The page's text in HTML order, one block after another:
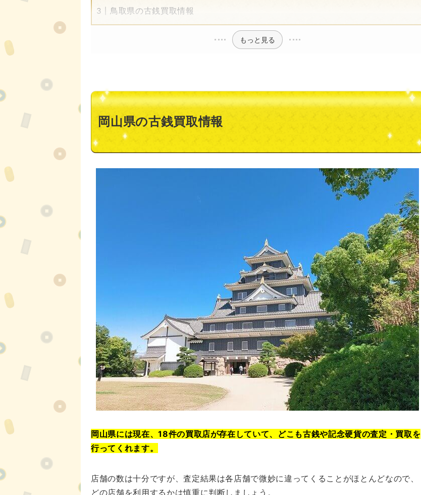
鳥取県の古銭買取情報
もっと見る
岡山県の古銭買取情報
岡山県には現在、18件の買取店が存在していて、どこも古銭や記念硬貨の査定・買取を
行ってくれます。
店舗の数は十分ですが、査定結果は各店舗で微妙に違ってくることがほとんどなので、
どの店舗を利用するかは慎重に判断しましょう。
目次